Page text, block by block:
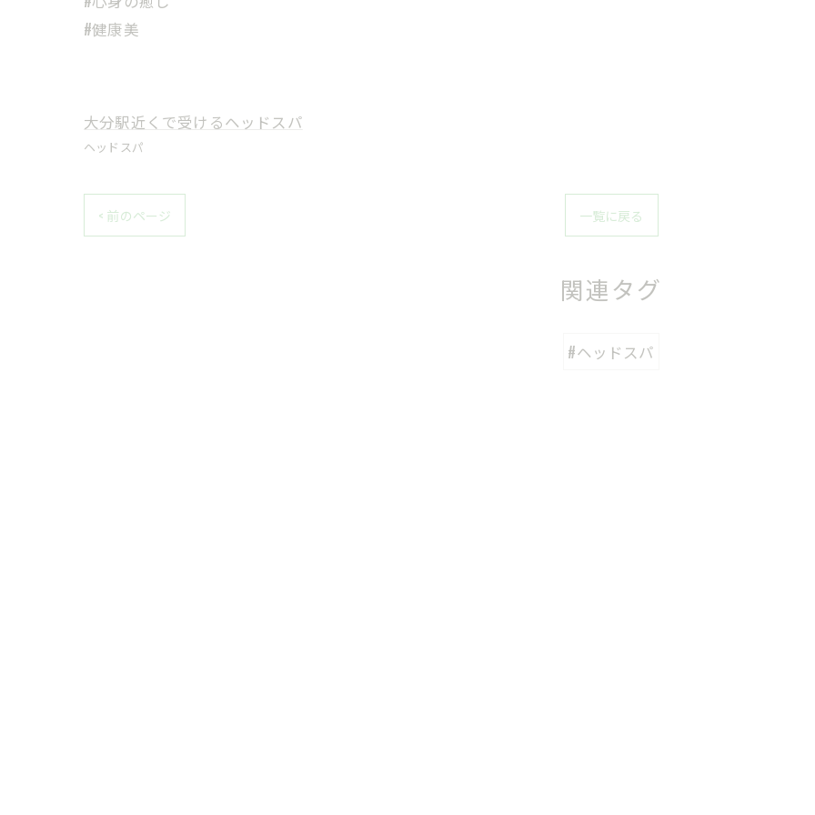
#健康美
大分駅近くで受けるヘッドスパ
ヘッドスパ
< 前のページ 一覧に戻る
関連タグ
#ヘッドスパ